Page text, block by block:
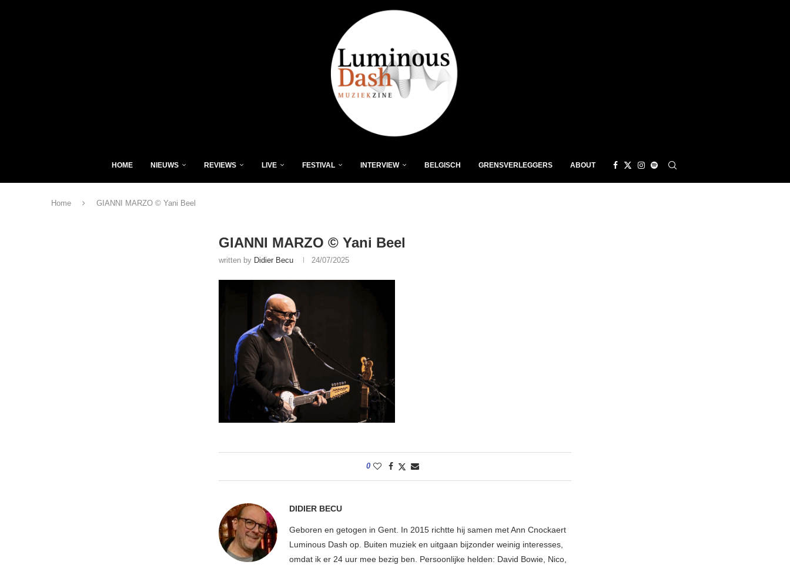
HOME NIEUWS REVIEWS LIVE FESTIVAL INTERVIEW BELGISCH GRENSVERLEGGERS ABOUT
Home GIANNI MARZO © Yani Beel
GIANNI MARZO © Yani Beel
written by Didier Becu 24/07/2025
0
DIDIER BECU
Geboren en getogen in Gent. In 2015 richtte hij samen met Ann Cnockaert
Luminous Dash op. Buiten muziek en uitgaan bijzonder weinig interesses,
omdat ik er 24 uur mee bezig ben. Persoonlijke helden: David Bowie, Nico,